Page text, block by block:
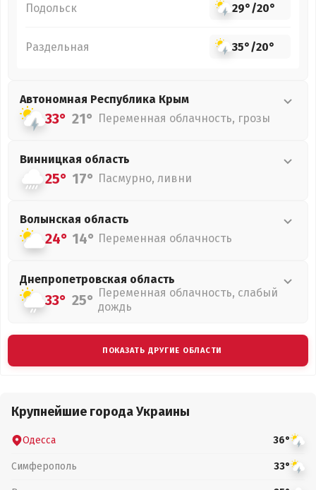
Подольск 29°/20°
Раздельная 35°/20°
Автономная Республика Крым
33° 21° Переменная облачность, грозы
Винницкая область
25° 17° Пасмурно, ливни
Волынская область
24° 14° Переменная облачность
Днепропетровская область
33° 25° Переменная облачность, слабый
дождь
ПОКАЗАТЬ ДРУГИЕ ОБЛАСТИ
Крупнейшие города Украины
Одесса 36°
Симферополь 33°